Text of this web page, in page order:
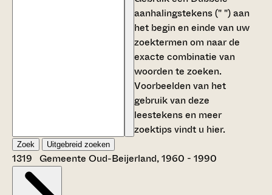
aanhalingstekens (" ")aan
het begin en einde van uw
zoektermen om naar de
exacte combinatie van
woorden te zoeken.
Voorbeelden van het
gebruik van deze
leestekens en meer
zoektips vindt u hier.
Zoek Uitgebreid zoeken
1319 Gemeente Oud-Beijerland, 1960 - 1990